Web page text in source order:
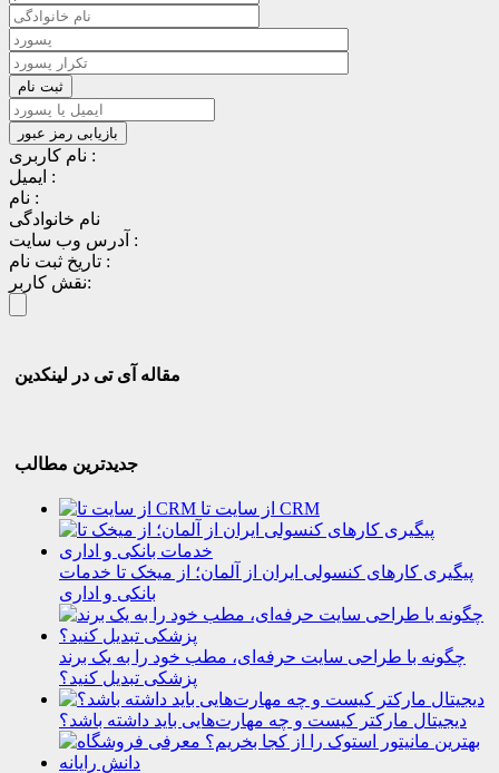
نام کاربری :
ایمیل :
نام :
نام خانوادگی
آدرس وب سایت :
تاریخ ثبت نام :
نقش کاربر:
مقاله آی تی در لینکدین
جدیدترین مطالب
از سایت تا CRM
پیگیری کارهای کنسولی ایران از آلمان؛ از میخک تا خدمات
بانکی و اداری
چگونه با طراحی سایت حرفه‌ای، مطب خود را به یک برند
پزشکی تبدیل کنید؟
دیجیتال مارکتر کیست و چه مهارت‌هایی باید داشته باشد؟